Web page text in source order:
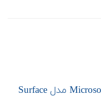
لپ تاپ 13 اینچی Microsoft مدل Surface